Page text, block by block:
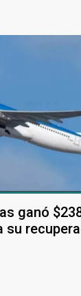
ganó
su